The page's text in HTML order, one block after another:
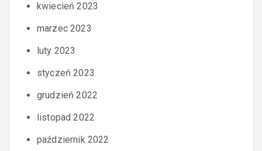
kwiecień 2023
marzec 2023
luty 2023
styczeń 2023
grudzień 2022
listopad 2022
październik 2022